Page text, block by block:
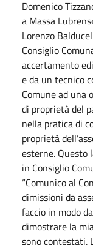
Domenico
a Massa
Lorenzo
Consiglio
accertamento
e da un tecnico
Comune ad una
di proprietà del
nella pratica di
proprietà
esterne. Questo
in Consiglio
“Comunico al
dimissioni da
faccio in modo
dimostrare la
sono contestati.